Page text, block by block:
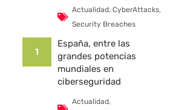
Actualidad, CyberAttacks,
Security Breaches
1
España, entre las
grandes potencias
mundiales en
ciberseguridad
Actualidad,